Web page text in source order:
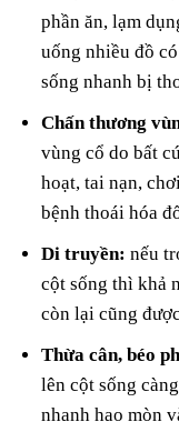
phần ăn, lạm
uống nhiều đồ
sống nhanh bị
Chấn thương
vùng cổ do bất
hoạt, tai nạn,
bệnh thoái hóa
Di truyền: nếu
cột sống thì khả
còn lại cũng
Thừa cân, béo
lên cột sống
nhanh hao mòn